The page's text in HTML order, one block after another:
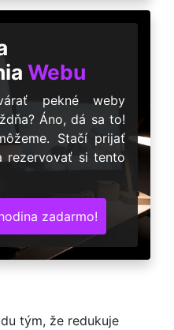
Webu
pekné weby
Áno, dá sa to!
Stačí prijať
rezervovať si tento
zadarmo!
tým, že redukuje